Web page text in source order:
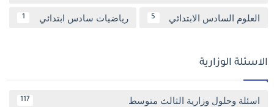
العلوم السادس الابتدائي 5 رياضيات سادس ابتدائي 1
الاسئلة الوزارية
اسئلة وحلول وزارية الثالث متوسط 117